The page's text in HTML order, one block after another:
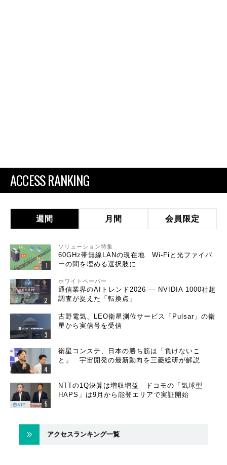
ACCESS RANKING
週間 月間 会員限定
ソリューション特集
60GHz帯無線LANの現在地 Wi-Fiと光ファイバ
ーの間を埋める選択肢に
ホワイトペーパー
通信業界のAIトレンド2026 ― NVIDIA 1000社超
調査が捉えた「転換点」
古野電気、LEO衛星測位サービス「Pulsar」の衛
星から実信号を受信
衛星コンステ、日本の勝ち筋は「負けないこ
と」 宇宙開発の最新動向を三菱総研が解説
NTTの1Q決算は増収増益 ドコモの「気球型
HAPS」は9月から能登エリアで実証開始
アクセスランキング一覧